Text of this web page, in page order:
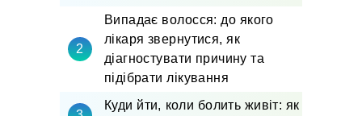
Випадає волосся: до якого
лікаря звернутися, як
діагностувати причину та
підібрати лікування
Куди йти, коли болить живіт: як